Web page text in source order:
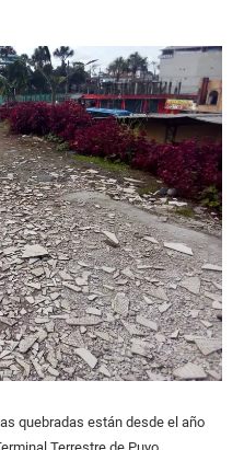
quebradas están desde el año